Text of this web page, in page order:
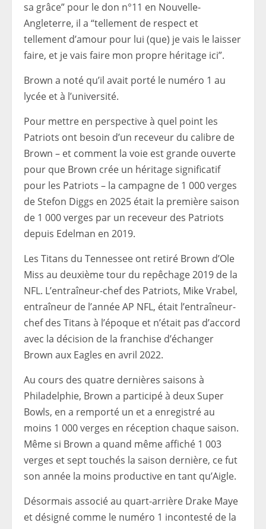
sa grâce” pour le don n°11 en Nouvelle-
Angleterre, il a “tellement de respect et
tellement d’amour pour lui (que) je vais le laisser
faire, et je vais faire mon propre héritage ici”.
Brown a noté qu’il avait porté le numéro 1 au
lycée et à l’université.
Pour mettre en perspective à quel point les
Patriots ont besoin d’un receveur du calibre de
Brown – et comment la voie est grande ouverte
pour que Brown crée un héritage significatif
pour les Patriots – la campagne de 1 000 verges
de Stefon Diggs en 2025 était la première saison
de 1 000 verges par un receveur des Patriots
depuis Edelman en 2019.
Les Titans du Tennessee ont retiré Brown d’Ole
Miss au deuxième tour du repêchage 2019 de la
NFL. L’entraîneur-chef des Patriots, Mike Vrabel,
entraîneur de l’année AP NFL, était l’entraîneur-
chef des Titans à l’époque et n’était pas d’accord
avec la décision de la franchise d’échanger
Brown aux Eagles en avril 2022.
Au cours des quatre dernières saisons à
Philadelphie, Brown a participé à deux Super
Bowls, en a remporté un et a enregistré au
moins 1 000 verges en réception chaque saison.
Même si Brown a quand même affiché 1 003
verges et sept touchés la saison dernière, ce fut
son année la moins productive en tant qu’Aigle.
Désormais associé au quart-arrière Drake Maye
et désigné comme le numéro 1 incontesté de la